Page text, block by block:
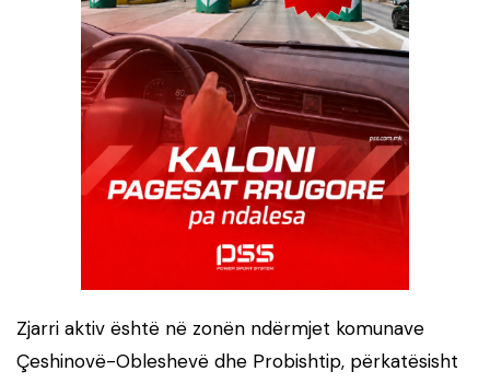
Zjarri aktiv është në zonën ndërmjet komunave
Çeshinovë-Obleshevë dhe Probishtip, përkatësisht